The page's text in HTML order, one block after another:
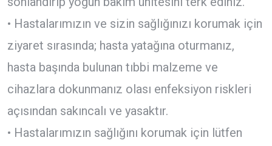
• Hastalarımızın ve sizin sağlığınızı korumak için
ziyaret sırasında; hasta yatağına oturmanız,
hasta başında bulunan tıbbi malzeme ve
cihazlara dokunmanız olası enfeksiyon riskleri
açısından sakıncalı ve yasaktır.
• Hastalarımızın sağlığını korumak için lütfen